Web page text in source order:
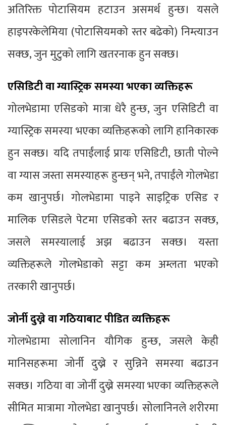
अतिरिक्त पोटासियम हटाउन असमर्थ हुन्छ। यसले
हाइपरकेलेमिया (पोटासियमको स्तर बढेको) निम्त्याउन
सक्छ, जुन मुटुको लागि खतरनाक हुन सक्छ।
एसिडिटी वा ग्यास्ट्रिक समस्या भएका व्यक्तिहरू
गोलभेडामा एसिडको मात्रा धेरै हुन्छ, जुन एसिडिटी वा
ग्यास्ट्रिक समस्या भएका व्यक्तिहरूको लागि हानिकारक
हुन सक्छ। यदि तपाईंलाई प्रायः एसिडिटी, छाती पोल्ने
वा ग्यास जस्ता समस्याहरू हुन्छन् भने, तपाईंले गोलभेडा
कम खानुपर्छ। गोलभेडामा पाइने साइट्रिक एसिड र
मालिक एसिडले पेटमा एसिडको स्तर बढाउन सक्छ,
जसले समस्यालाई अझ बढाउन सक्छ। यस्ता
व्यक्तिहरूले गोलभेडाको सट्टा कम अम्लता भएको
तरकारी खानुपर्छ।
जोर्नी दुख्ने वा गठियाबाट पीडित व्यक्तिहरू
गोलभेडामा सोलानिन यौगिक हुन्छ, जसले केही
मानिसहरूमा जोर्नी दुख्ने र सुन्निने समस्या बढाउन
सक्छ। गठिया वा जोर्नी दुख्ने समस्या भएका व्यक्तिहरूले
सीमित मात्रामा गोलभेडा खानुपर्छ। सोलानिनले शरीरमा